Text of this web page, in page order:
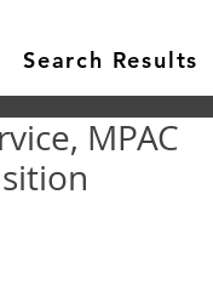
Search Results
MPAC